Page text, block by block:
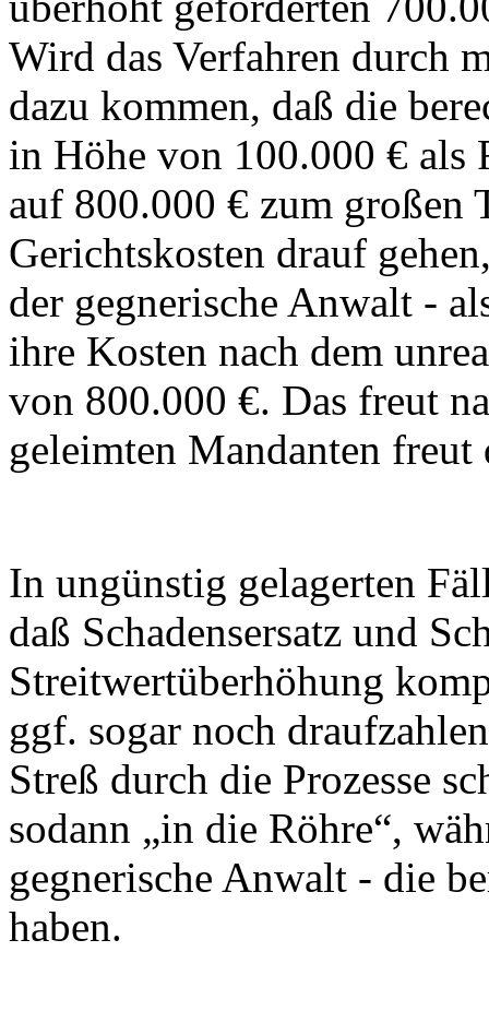
Wird das Verfahren durch
dazu kommen, daß die
in Höhe von 100.000 € als
auf 800.000 € zum großen
Gerichtskosten drauf
der gegnerische Anwalt -
ihre Kosten nach dem
von 800.000 €. Das freut
geleimten Mandanten freut
In ungünstig gelagerten
daß Schadensersatz und
Streitwertüberhöhung
ggf. sogar noch
Streß durch die Prozesse
sodann „in die Röhre“,
gegnerische Anwalt - die
haben.